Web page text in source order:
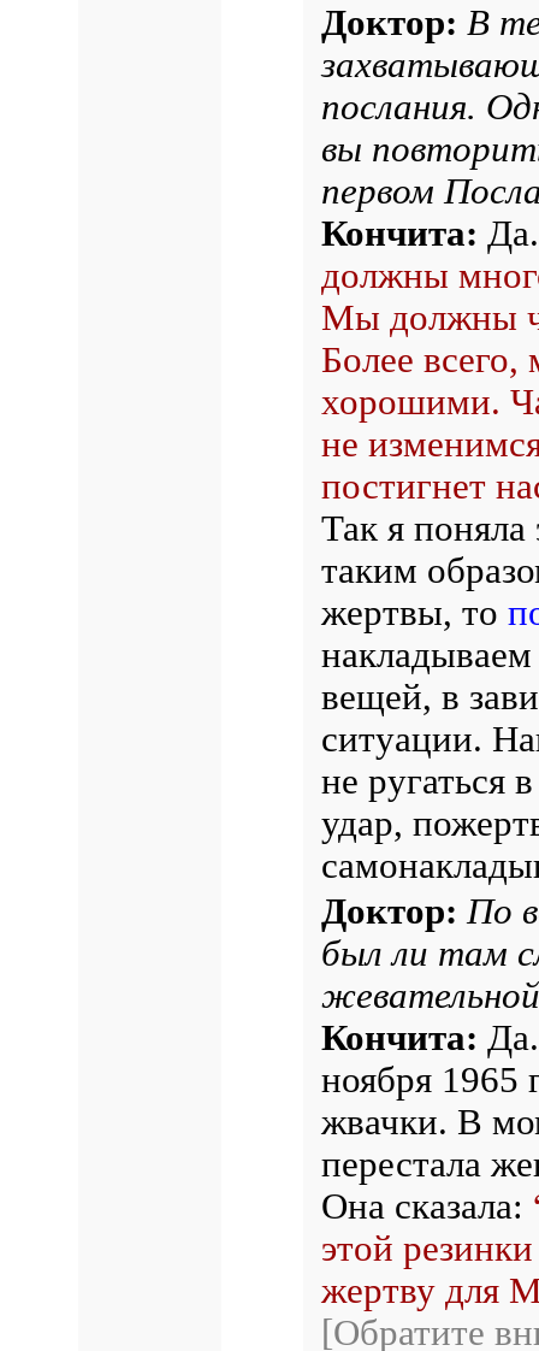
Доктор: В
послания.
вы
первом
Кончита:
должны
Мы должны
Более
хорошими.
не
постигнет
Так я поняла
таким
жертвы, то
вещей, в
ситуации.
не ругаться
удар,
Доктор: По
был ли там
Кончита:
ноября 1965
жвачки. В
перестала
Она сказала:
этой
жертву для
[Обратите